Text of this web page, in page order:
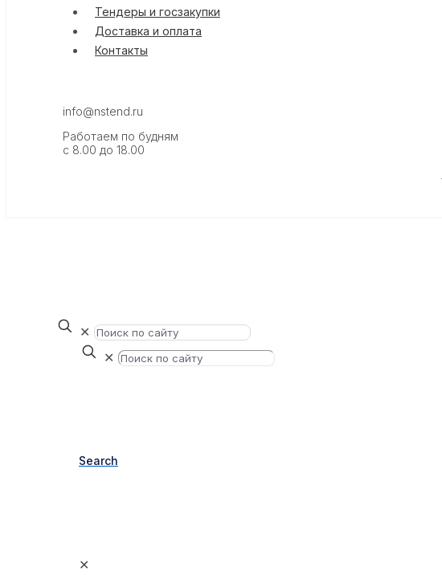
Тендеры и госзакупки
Доставка и оплата
Контакты
info@nstend.ru
Работаем по будням
с 8.00 до 18.00
✕
✕
Search
✕